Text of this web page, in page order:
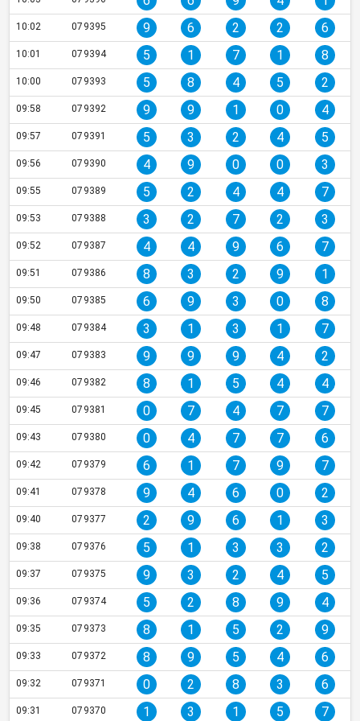
10:02 079395 9 6 2 2 6
10:01 079394 5 1 7 1 8
10:00 079393 5 8 4 5 2
09:58 079392 9 9 1 0 4
09:57 079391 5 3 2 4 5
09:56 079390 4 9 0 0 3
09:55 079389 5 2 4 4 7
09:53 079388 3 2 7 2 3
09:52 079387 4 4 9 6 7
09:51 079386 8 3 2 9 1
09:50 079385 6 9 3 0 8
09:48 079384 3 1 3 1 7
09:47 079383 9 9 9 4 2
09:46 079382 8 1 5 4 4
09:45 079381 0 7 4 7 7
09:43 079380 0 4 7 7 6
09:42 079379 6 1 7 9 7
09:41 079378 9 4 6 0 2
09:40 079377 2 9 6 1 3
09:38 079376 5 1 3 3 2
09:37 079375 9 3 2 4 5
09:36 079374 5 2 8 9 4
09:35 079373 8 1 5 2 9
09:33 079372 8 9 5 4 6
09:32 079371 0 2 8 3 6
09:31 079370 1 3 1 5 7